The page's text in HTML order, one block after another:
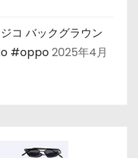
コ バックグラウン
#oppo2025年4月